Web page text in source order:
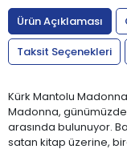
Ürün Açıklaması
Taksit Seçenekleri
Kürk Mantolu Madonna
Madonna,
arasında bulunuyor.
satan kitap üzerine,